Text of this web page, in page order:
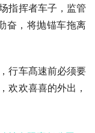
指挥者车子，监管
奋，将抛锚车拖离
行车髙速前必须要
欢欢喜喜的外出，